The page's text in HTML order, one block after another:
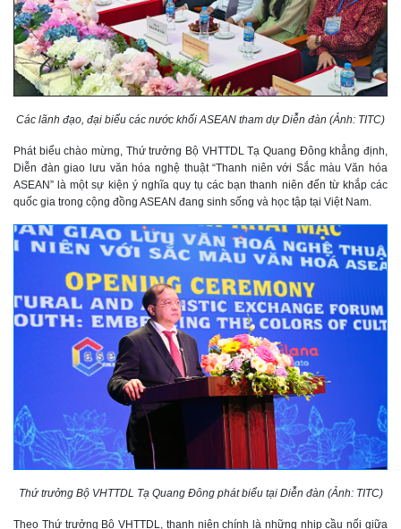
Các lãnh đạo, đại biểu các nước khối ASEAN tham dự Diễn đàn (Ảnh: TITC)
Phát biểu chào mừng, Thứ trưởng Bộ VHTTDL Tạ Quang Đông khẳng định,
Diễn đàn giao lưu văn hóa nghệ thuật “Thanh niên với Sắc màu Văn hóa
ASEAN” là một sự kiện ý nghĩa quy tụ các bạn thanh niên đến từ khắp các
quốc gia trong cộng đồng ASEAN đang sinh sống và học tập tại Việt Nam.
Thứ trưởng Bộ VHTTDL Tạ Quang Đông phát biểu tại Diễn đàn (Ảnh: TITC)
Theo Thứ trưởng Bộ VHTTDL, thanh niên chính là những nhịp cầu nối giữa